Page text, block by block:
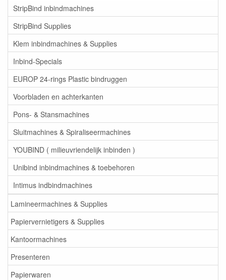
StripBind inbindmachines
StripBind Supplies
Klem inbindmachines & Supplies
Inbind-Specials
EUROP 24-rings Plastic bindruggen
Voorbladen en achterkanten
Pons- & Stansmachines
Sluitmachines & Spiraliseermachines
YOUBIND ( milieuvriendelijk inbinden )
Unibind inbindmachines & toebehoren
Intimus indbindmachines
Lamineermachines & Supplies
Papiervernietigers & Supplies
Kantoormachines
Presenteren
Papierwaren